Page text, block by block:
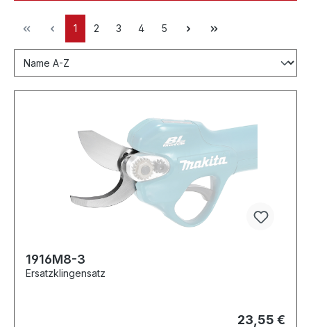
1 2 3 4 5
1916M8-3
Ersatzklingensatz
23,55 €